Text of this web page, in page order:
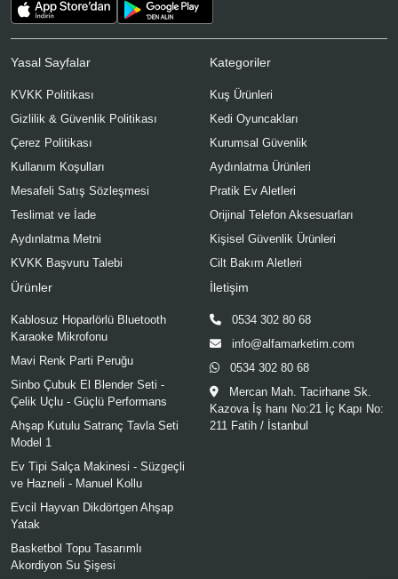
Yasal Sayfalar
KVKK Politikası
Gizlilik & Güvenlik Politikası
Çerez Politikası
Kullanım Koşulları
Mesafeli Satış Sözleşmesi
Teslimat ve İade
Aydınlatma Metni
KVKK Başvuru Talebi
Kategoriler
Kuş Ürünleri
Kedi Oyuncakları
Kurumsal Güvenlik
Aydınlatma Ürünleri
Pratik Ev Aletleri
Orijinal Telefon Aksesuarları
Kişisel Güvenlik Ürünleri
Cilt Bakım Aletleri
Ürünler
Kablosuz Hoparlörlü Bluetooth
Karaoke Mikrofonu
Mavi Renk Parti Peruğu
Sinbo Çubuk El Blender Seti -
Çelik Uçlu - Güçlü Performans
Ahşap Kutulu Satranç Tavla Seti
Model 1
Ev Tipi Salça Makinesi - Süzgeçli
ve Hazneli - Manuel Kollu
Evcil Hayvan Dikdörtgen Ahşap
Yatak
Basketbol Topu Tasarımlı
Akordiyon Su Şişesi
İletişim
0534 302 80 68
info@alfamarketim.com
0534 302 80 68
Mercan Mah. Tacirhane Sk.
Kazova İş hanı No:21 İç Kapı No:
211 Fatih / İstanbul